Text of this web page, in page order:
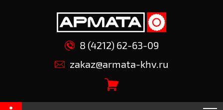
8 (4212) 62-63-09
zakaz@armata-khv.ru